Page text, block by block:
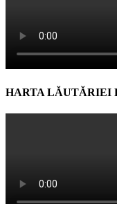
HARTA LĂUTĂRIEI